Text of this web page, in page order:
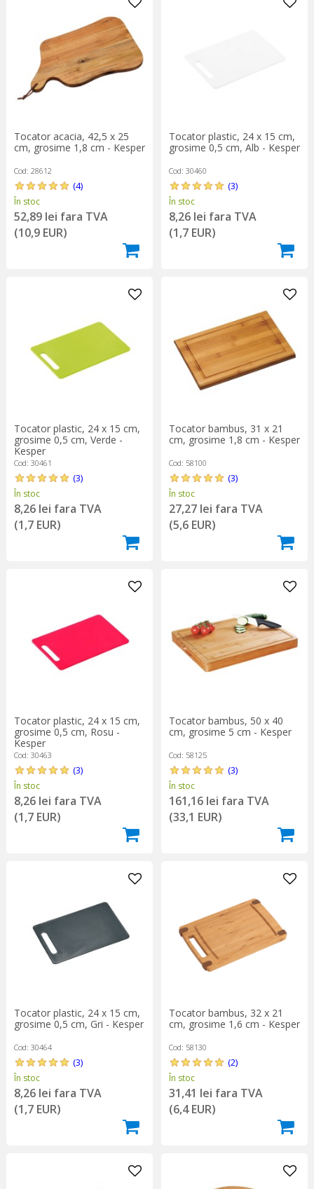
Tocator acacia, 42,5 x 25
cm, grosime 1,8 cm - Kesper
Cod: 28612
(4)
În stoc
52,89 lei fara TVA
(10,9 EUR)
Tocator plastic, 24 x 15 cm,
grosime 0,5 cm, Alb - Kesper
Cod: 30460
(3)
În stoc
8,26 lei fara TVA
(1,7 EUR)
Tocator plastic, 24 x 15 cm,
grosime 0,5 cm, Verde -
Kesper
Cod: 30461
(3)
În stoc
8,26 lei fara TVA
(1,7 EUR)
Tocator bambus, 31 x 21
cm, grosime 1,8 cm - Kesper
Cod: 58100
(3)
În stoc
27,27 lei fara TVA
(5,6 EUR)
Tocator plastic, 24 x 15 cm,
grosime 0,5 cm, Rosu -
Kesper
Cod: 30463
(3)
În stoc
8,26 lei fara TVA
(1,7 EUR)
Tocator bambus, 50 x 40
cm, grosime 5 cm - Kesper
Cod: 58125
(3)
În stoc
161,16 lei fara TVA
(33,1 EUR)
Tocator plastic, 24 x 15 cm,
grosime 0,5 cm, Gri - Kesper
Cod: 30464
(3)
În stoc
8,26 lei fara TVA
(1,7 EUR)
Tocator bambus, 32 x 21
cm, grosime 1,6 cm - Kesper
Cod: 58130
(2)
În stoc
31,41 lei fara TVA
(6,4 EUR)